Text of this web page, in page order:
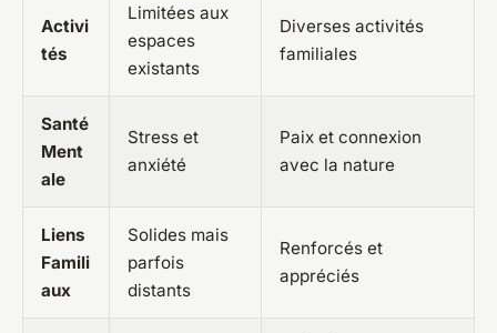
Activi
tés
Limitées aux
espaces
existants
Diverses activités
familiales
Santé
Ment
ale
Stress et
anxiété
Paix et connexion
avec la nature
Liens
Famili
aux
Solides mais
parfois
distants
Renforcés et
appréciés